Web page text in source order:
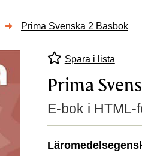
Prima Svenska 2 Basbok
Spara i lista
Prima
E-bok i HTML-